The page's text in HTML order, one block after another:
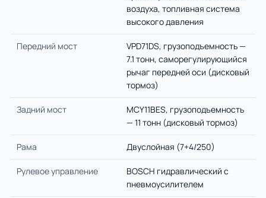
воздуха, топливная система
высокого давления
Передний мост
VPD71DS, грузоподъемность —
7.1 тонн, саморегулирующийся
рычаг передней оси (дисковый
тормоз)
Задний мост
MCY11BES, грузоподъемность
— 11 тонн (дисковый тормоз)
Рама Двуслойная (7+4/250)
Рулевое управление
BOSCH гидравлический с
пневмоусилителем